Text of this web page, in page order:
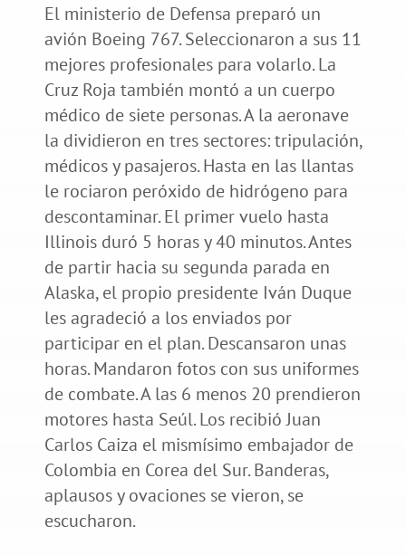
El ministerio de Defensa preparó un
avión Boeing 767. Seleccionaron a sus 11
mejores profesionales para volarlo. La
Cruz Roja también montó a un cuerpo
médico de siete personas. A la aeronave
la dividieron en tres sectores: tripulación,
médicos y pasajeros. Hasta en las llantas
le rociaron peróxido de hidrógeno para
descontaminar. El primer vuelo hasta
Illinois duró 5 horas y 40 minutos. Antes
de partir hacia su segunda parada en
Alaska, el propio presidente Iván Duque
les agradeció a los enviados por
participar en el plan. Descansaron unas
horas. Mandaron fotos con sus uniformes
de combate. A las 6 menos 20 prendieron
motores hasta Seúl. Los recibió Juan
Carlos Caiza el mismísimo embajador de
Colombia en Corea del Sur. Banderas,
aplausos y ovaciones se vieron, se
escucharon.